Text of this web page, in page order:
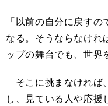
「以前の自分に戻す
なる。そうならなけれ
ップの舞台でも、世界
そこに挑まなければ
し、見ている人や応援